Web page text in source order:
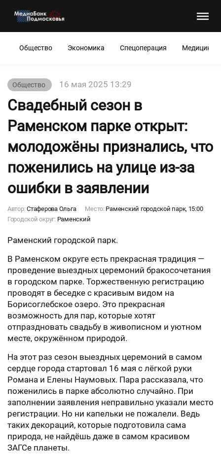
Общество Экономика Спецоперация Медицина
Общество 16 мая 2025 13:29
Свадебный сезон в
Раменском парке открыт:
молодожёны признались, что
поженились на улице из-за
ошибки в заявлении
Автор:Стаферова Ольга Место: Раменский городской парк, 15:00
Городской округ: Раменский
Раменский городской парк.
В Раменском округе есть прекрасная традиция —
проведение выездных церемоний бракосочетания
в городском парке. Торжественную регистрацию
проводят в беседке с красивым видом на
Борисоглебское озеро. Это прекрасная
возможность для пар, которые хотят
отпраздновать свадьбу в живописном и уютном
месте, окружённом природой.
На этот раз сезон выездных церемоний в самом
сердце города стартовал 16 мая с лёгкой руки
Романа и Елены Наумовых. Пара рассказала, что
поженились в парке абсолютно случайно. При
заполнении заявления неправильно указали место
регистрации. Но ни капельки не пожалели. Ведь
таких декораций, которые подготовила сама
природа, не найдёшь даже в самом красивом
ЗАГСе планеты.